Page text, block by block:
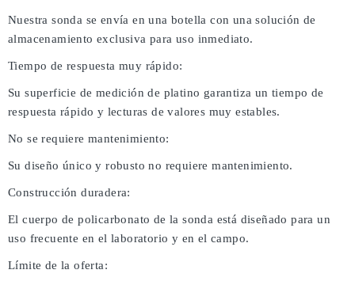
Nuestra sonda se envía en una botella con una solución de
almacenamiento exclusiva para uso inmediato.
Tiempo de respuesta muy rápido:
Su superficie de medición de platino garantiza un tiempo de
respuesta rápido y lecturas de valores muy estables.
No se requiere mantenimiento:
Su diseño único y robusto no requiere mantenimiento.
Construcción duradera:
El cuerpo de policarbonato de la sonda está diseñado para un
uso frecuente en el laboratorio y en el campo.
Límite de la oferta: